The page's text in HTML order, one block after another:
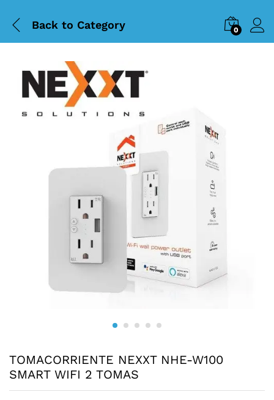
Back to Category 0
TOMACORRIENTE NEXXT NHE-W100
SMART WIFI 2 TOMAS